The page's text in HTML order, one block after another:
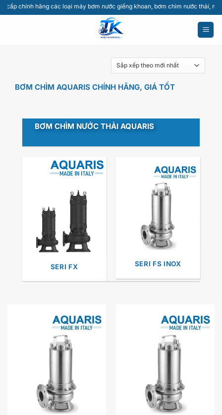
Bỏ
qua
hãng các loại máy bơm nước giếng khoan, bơm chìm nước thải, máy thổi
BƠM CHÌM AQUARIS CHÍNH HÃNG, GIÁ TỐT
BƠM CHÌM NƯỚC THẢI AQUARIS
SERI FX SERI FS INOX